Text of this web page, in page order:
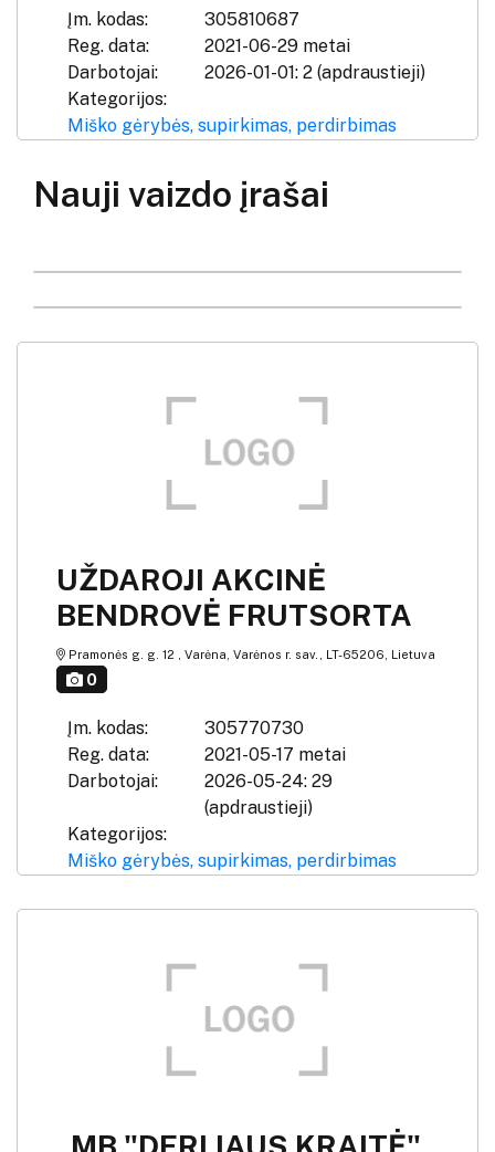
Įm. kodas:
305810687
Reg. data:
2021-06-29 metai
Darbotojai:
2026-01-01: 2 (apdraustieji)
Kategorijos:
Miško gėrybės, supirkimas, perdirbimas
Nauji vaizdo įrašai
UŽDAROJI AKCINĖ
BENDROVĖ FRUTSORTA
Pramonės g. g. 12 , Varėna, Varėnos r. sav., LT-65206, Lietuva
0
Įm. kodas:
305770730
Reg. data:
2021-05-17 metai
Darbotojai:
2026-05-24: 29
(apdraustieji)
Kategorijos:
Miško gėrybės, supirkimas, perdirbimas